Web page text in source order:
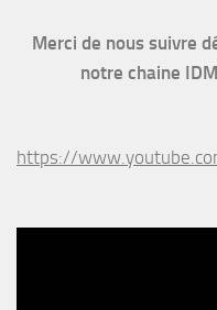
Merci de nous suivre
notre chaine
https://